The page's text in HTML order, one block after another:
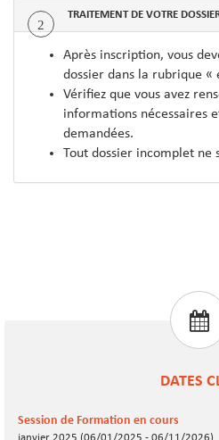
2
TRAITEMENT DE VOTRE
Après inscription, vous
dossier dans la rubrique «
Vérifiez que vous avez
informations nécessaires
demandées.
Tout dossier incomplet ne
DATES
Session de Formation en cours